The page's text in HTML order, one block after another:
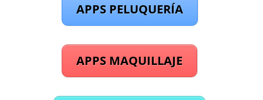
APPS PELUQUERÍA
APPS MAQUILLAJE